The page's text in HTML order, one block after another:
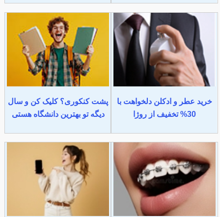
خرید عطر و ادکلن دلخواهت با
30% تخفیف از روژا
پشت کنکوری؟ کلیک کن و سال
دیگه تو بهترین دانشگاه هستی